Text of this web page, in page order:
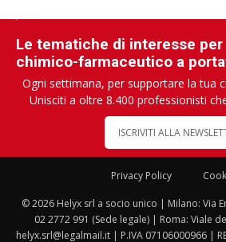
Le tematiche di interesse
chimico-farmaceutico a
Ogni settimana, per supportare la tua
Unisciti a oltre 8.400 professionisti
ISCRIVITI ALLA
Privacy Policy
© 2026 Helyx srl a socio unico | Milano: Via
02 2772 991 (Sede legale) | Roma: Viale
helyx.srl@legalmail.it | P.IVA 07106000966 |